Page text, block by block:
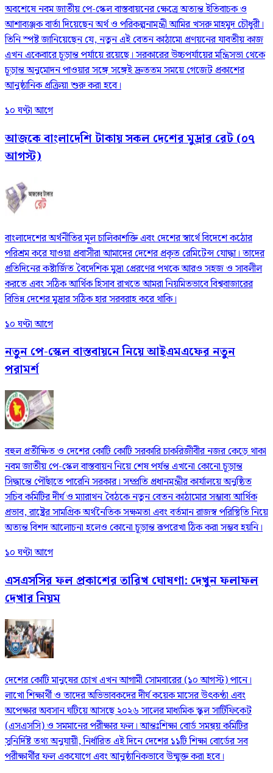
অবশেষে নবম জাতীয় পে-স্কেল বাস্তবায়নের ক্ষেত্রে অত্যন্ত ইতিবাচক ও
আশাব্যঞ্জক বার্তা দিয়েছেন অর্থ ও পরিকল্পনামন্ত্রী আমির খসরু মাহমুদ চৌধুরী।
তিনি স্পষ্ট জানিয়েছেন যে, নতুন এই বেতন কাঠামো প্রণয়নের যাবতীয় কাজ
এখন একেবারে চূড়ান্ত পর্যায়ে রয়েছে। সরকারের উচ্চপর্যায়ের মন্ত্রিসভা থেকে
চূড়ান্ত অনুমোদন পাওয়ার সঙ্গে সঙ্গেই দ্রুততম সময়ে গেজেট প্রকাশের
আনুষ্ঠানিক প্রক্রিয়া শুরু করা হবে।
১০ ঘণ্টা আগে
আজকে বাংলাদেশি টাকায় সকল দেশের মুদ্রার রেট (০৭
আগস্ট)
বাংলাদেশের অর্থনীতির মূল চালিকাশক্তি এবং দেশের স্বার্থে বিদেশে কঠোর
পরিশ্রম করে যাওয়া প্রবাসীরা আমাদের দেশের প্রকৃত রেমিটেন্স যোদ্ধা। তাদের
প্রতিদিনের কষ্টার্জিত বৈদেশিক মুদ্রা প্রেরণের পথকে আরও সহজ ও সাবলীল
করতে এবং সঠিক আর্থিক হিসাব রাখতে আমরা নিয়মিতভাবে বিশ্ববাজারের
বিভিন্ন দেশের মুদ্রার সঠিক হার সরবরাহ করে থাকি।
১০ ঘণ্টা আগে
নতুন পে-স্কেল বাস্তবায়নে নিয়ে আইএমএফের নতুন
পরামর্শ
বহুল প্রতীক্ষিত ও দেশের কোটি কোটি সরকারি চাকরিজীবীর নজর কেড়ে থাকা
নবম জাতীয় পে-স্কেল বাস্তবায়ন নিয়ে শেষ পর্যন্ত এখনো কোনো চূড়ান্ত
সিদ্ধান্তে পৌঁছাতে পারেনি সরকার। সম্প্রতি প্রধানমন্ত্রীর কার্যালয়ে অনুষ্ঠিত
সচিব কমিটির দীর্ঘ ও ম্যারাথন বৈঠকে নতুন বেতন কাঠামোর সম্ভাব্য আর্থিক
প্রভাব, রাষ্ট্রের সামগ্রিক অর্থনৈতিক সক্ষমতা এবং বর্তমান রাজস্ব পরিস্থিতি নিয়ে
অত্যন্ত বিশদ আলোচনা হলেও কোনো চূড়ান্ত রূপরেখা ঠিক করা সম্ভব হয়নি।
১০ ঘণ্টা আগে
এসএসসির ফল প্রকাশের তারিখ ঘোষণা: দেখুন ফলাফল
দেখার নিয়ম
দেশের কোটি মানুষের চোখ এখন আগামী সোমবারের (১০ আগস্ট) পানে।
লাখো শিক্ষার্থী ও তাদের অভিভাবকদের দীর্ঘ কয়েক মাসের উৎকণ্ঠা এবং
অপেক্ষার অবসান ঘটিয়ে আসছে ২০২৬ সালের মাধ্যমিক স্কুল সার্টিফিকেট
(এসএসসি) ও সমমানের পরীক্ষার ফল। আন্তঃশিক্ষা বোর্ড সমন্বয় কমিটির
সুনির্দিষ্ট তথ্য অনুযায়ী, নির্ধারিত এই দিনে দেশের ১১টি শিক্ষা বোর্ডের সব
পরীক্ষার্থীর ফল একযোগে এবং আনুষ্ঠানিকভাবে উন্মুক্ত করা হবে।